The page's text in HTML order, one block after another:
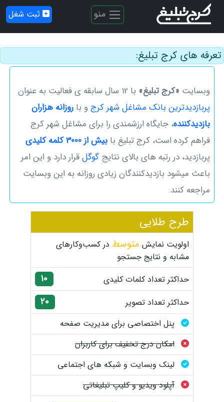
منو ثبت شغل
تعرفه های کرج تبلیغ:
وبسایت «کرج تبلیغ» با 12 سال سابقه ی فعالیت به عنوان
پربازدیدترین بانک مشاغل شهر کرجو با روزانه هزاران
بازدیدکننده، ‌جایگاه ارزشمندی را برای مشاغل شهر کرج
فراهم کرده است، کرج تبلیغ با بیش از 3000 کلمه کلیدی
پربازدید، در رتبه های بالای نتایج گوگلقرار دارد و این امر
باعث میشود بازدیدکنندگان زیادی روزانه به این وبسایت
مراجعه کنند.
طرح طلایی
اولویت نمایش متوسط در کسب‌وکارهای
مشابه و نتایج جستجو
حداکثر تعداد کلمات کلیدی
10
حداکثر تعداد تصویر 20
پنل اختصاصی برای مدیریت صفحه
امکان درج تخفیف برای کاربران
لینک وبسایت و شبکه های اجتماعی
آپلود ویدیو و کلیپ تبلیغاتی